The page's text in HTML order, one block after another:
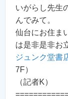
いがらし先生
んでみて。
仙台にお住ま
は是非是非お
ジュンク堂書
7F）
（記者K）